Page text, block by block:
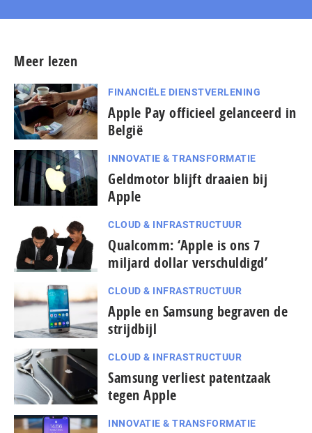
Meer lezen
FINANCIËLE DIENSTVERLENING
Apple Pay officieel gelanceerd in
België
INNOVATIE & TRANSFORMATIE
Geldmotor blijft draaien bij
Apple
CLOUD & INFRASTRUCTUUR
Qualcomm: ‘Apple is ons 7
miljard dollar verschuldigd’
CLOUD & INFRASTRUCTUUR
Apple en Samsung begraven de
strijdbijl
CLOUD & INFRASTRUCTUUR
Samsung verliest patentzaak
tegen Apple
INNOVATIE & TRANSFORMATIE